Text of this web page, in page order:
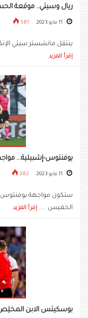
ريال وسيتي.. موقعة
581
ينتقل مانشستر سيتي
إقرأ المزيد
يوفنتوس-إشبيلية...
382
ستكون مواجهة يوفنتوس
الخميس ..... إقرأ المزيد
بوسكيتس الابن المخلِص